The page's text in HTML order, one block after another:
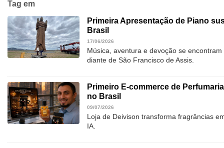
Tag em
Primeira Apresentação de Piano
Brasil
17/06/2026
Música, aventura e devoção se
diante de São Francisco de Assis.
Primeiro E-commerce de
no Brasil
09/07/2026
Loja de Deivison transforma fragrâncias
IA.